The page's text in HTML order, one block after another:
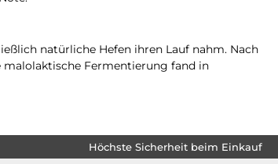
natürliche Hefen ihren Lauf nahm. Nach
malolaktische Fermentierung fand in
Höchste Sicherheit beim Einkauf